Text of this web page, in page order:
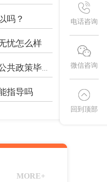
吗？
忧怎么样
伦敦大学学院数据科学与公共政策毕业论...
指导吗
MORE+
电话咨询
微信咨询
回到顶部